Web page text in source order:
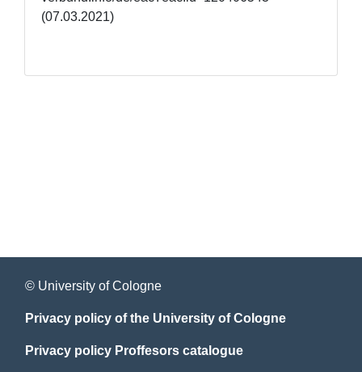
(07.03.2021)
© University of Cologne
Privacy policy of the University of Cologne
Privacy policy Proffesors catalogue